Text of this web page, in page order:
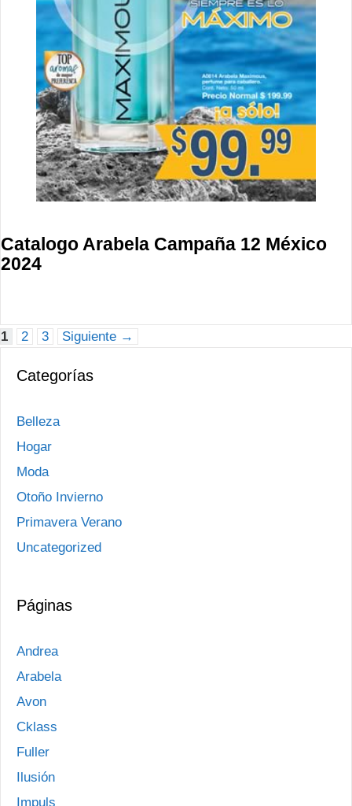
Catalogo Arabela Campaña 12 México
2024
Página
1 Página
2 Página
3 Siguiente →
Categorías
Belleza
Hogar
Moda
Otoño Invierno
Primavera Verano
Uncategorized
Páginas
Andrea
Arabela
Avon
Cklass
Fuller
Ilusión
Impuls